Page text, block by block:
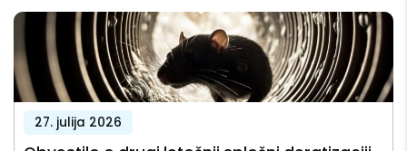
27. julija 2026